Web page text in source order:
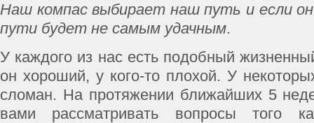
Наш компас выбирает наш путь и если
пути будет не самым удачным.
У каждого из нас есть подобный
он хороший, у кого-то плохой. У
сломан. На протяжении ближайших 5
вами рассматривать вопросы того